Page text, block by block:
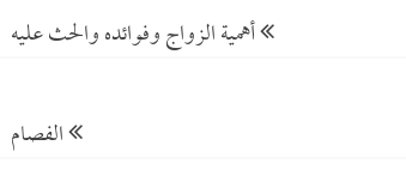
أهمية الزواج وفوائده والحث عليه
الفصام